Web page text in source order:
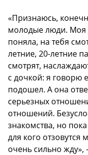
«Признаюсь,
молодые люди. Моя
поняла, на тебя
летние, 20-летние
смотрят,
с дочкой: я говорю
подошел. А она
серьезных
отношений.
знакомства, но
для кого отзовутся
очень сильно